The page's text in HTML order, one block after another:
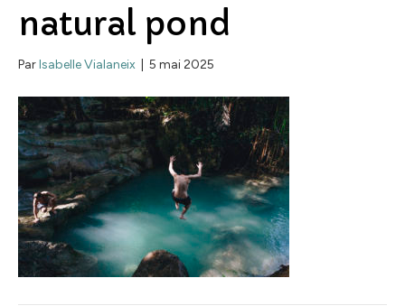
natural pond
ParIsabelle Vialaneix 5 mai 2025